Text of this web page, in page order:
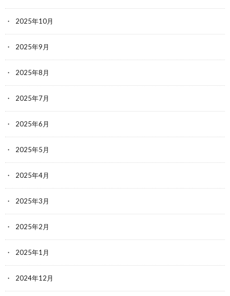
2025年10月
2025年9月
2025年8月
2025年7月
2025年6月
2025年5月
2025年4月
2025年3月
2025年2月
2025年1月
2024年12月